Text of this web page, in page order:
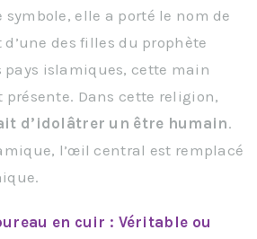
symbole, elle a porté le nom de
d’une des filles du prophète
pays islamiques, cette main
présente. Dans cette religion,
d’idolâtrer un être humain.
l’œil central est remplacé
en cuir : Véritable ou